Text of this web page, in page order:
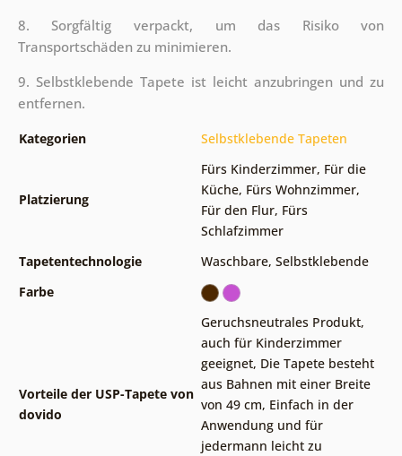
8. Sorgfältig verpackt, um das Risiko von
Transportschäden zu minimieren.
9. Selbstklebende Tapete ist leicht anzubringen und zu
entfernen.
Kategorien Selbstklebende Tapeten
Platzierung
Fürs Kinderzimmer, Für die
Küche, Fürs Wohnzimmer,
Für den Flur, Fürs
Schlafzimmer
Tapetentechnologie
Waschbare, Selbstklebende
Farbe
Vorteile der USP-Tapete von
dovido
Geruchsneutrales Produkt,
auch für Kinderzimmer
geeignet, Die Tapete besteht
aus Bahnen mit einer Breite
von 49 cm, Einfach in der
Anwendung und für
jedermann leicht zu